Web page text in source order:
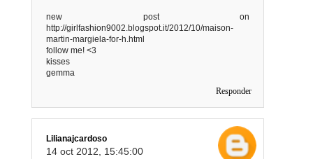
new post on
http://girlfashion9002.blogspot.it/2012/10/maison-
martin-margiela-for-h.html
follow me! <3
kisses
gemma
Responder
Lilianajcardoso
14 oct 2012, 15:45:00